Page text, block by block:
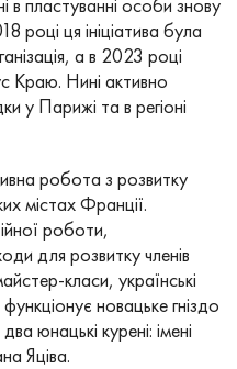
ця ініціатива була
а в 2023 році
Краю. Нині активно
у Парижі та в регіоні
робота з розвитку
містах Франції.
роботи,
для розвитку членів
класи, українські
новацьке гніздо
юнацькі курені: імені
Яціва.